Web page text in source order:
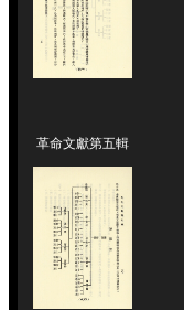
革命文獻第五輯